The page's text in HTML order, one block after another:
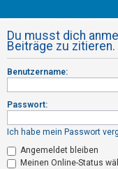
e
l
d
e
n
R
e
Du musst dich
Beiträge zu zitieren.
Benutzername:
Passwort:
Ich habe mein Passwort
Angemeldet bleiben
Meinen Online-Status